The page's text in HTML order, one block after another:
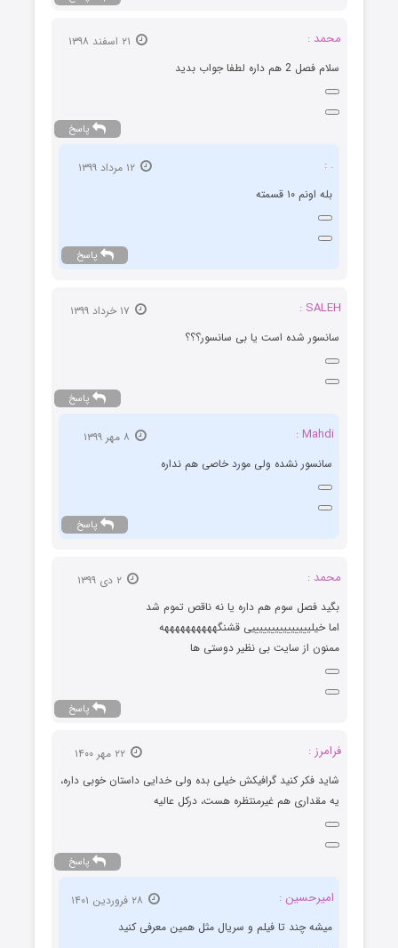
محمد :
سلام فصل 2 هم داره لطفا جواب بدید
پاسخ
. :
بله اونم ۱۰ قسمته
پاسخ
SALEH :
سانسور شده است یا بی سانسور؟؟؟
پاسخ
Mahdi :
سانسور نشده ولی مورد خاصی هم نداره
پاسخ
محمد :
بگید فصل سوم هم داره یا نه ناقص تموم شد
اما خیلیییییییییییییییی قشنگههههههههههه
ممنون از سایت بی نظیر دوستی ها
پاسخ
فرامرز :
۲۲ مهر ۱۴۰۰
شاید فکر کنید گرافیکش خیلی بده ولی خدایی داستان خوبی داره،
یه مقداری هم غیرمنتظره هست، درکل عالیه
پاسخ
امیرحسین :
میشه چند تا فیلم و سریال مثل همین معرفی کنید